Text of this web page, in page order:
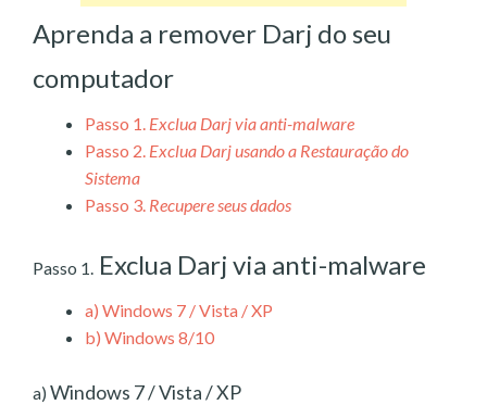
Aprenda a remover Darj do seu
computador
Passo 1. Exclua Darj via anti-malware
Passo 2. Exclua Darj usando a Restauração do
Sistema
Passo 3. Recupere seus dados
Passo 1. Exclua Darj via anti-malware
a) Windows 7 / Vista / XP
b) Windows 8/10
a) Windows 7 / Vista / XP